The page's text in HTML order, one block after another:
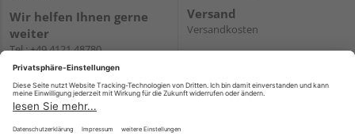
Wir helfen Ihnen gerne
weiter
Tel.:+49 4121 48780
E-Mail:onlineshop@holz-
WhatsApp
Versand
Versandkosten